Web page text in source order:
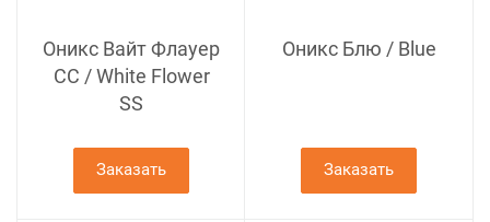
Оникс Вайт Флауер
СC / White Flower
SS
Заказать
Оникс Блю / Blue
Заказать